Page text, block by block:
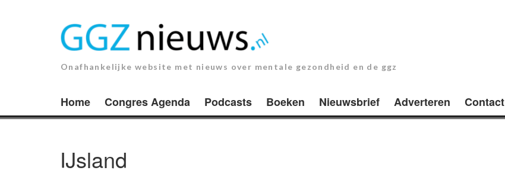
Onafhankelijke website met nieuws over mentale gezondheid en de ggz
Home Congres Agenda Podcasts Boeken Nieuwsbrief Adverteren Contact
IJsland